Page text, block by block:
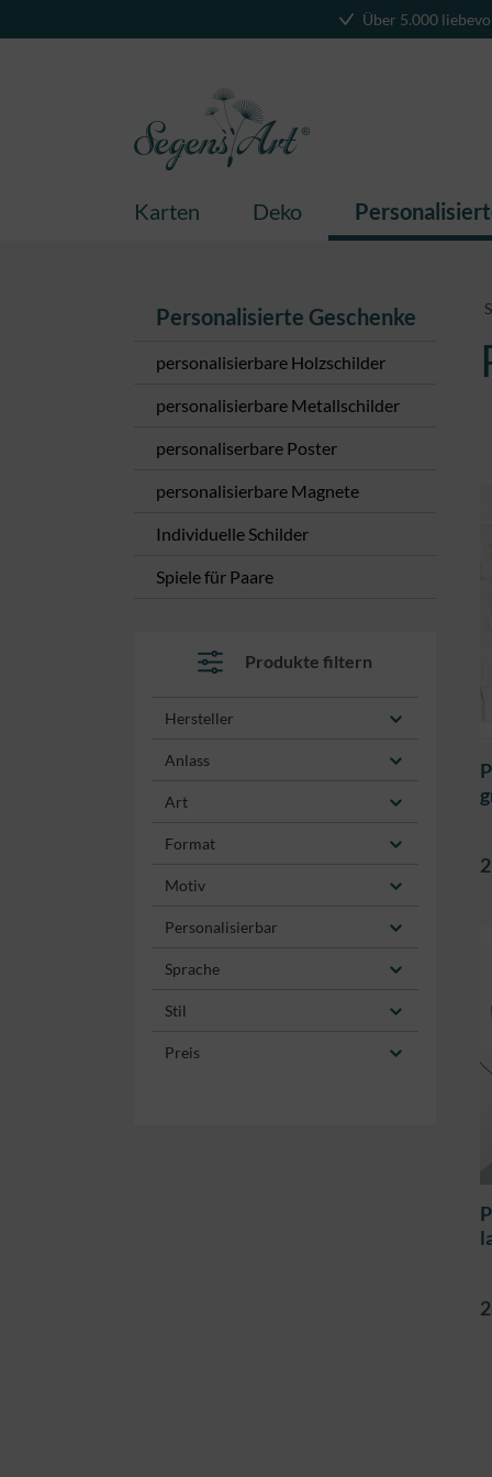
Über 5.000
Karten Deko
Personalisierte Geschenke
personalisierbare Holzschilder
personalisierbare Metallschilder
personaliserbare Poster
personalisierbare Magnete
Individuelle Schilder
Spiele für Paare
Produkte filtern
Hersteller
Anlass
Art
Format
Motiv
Personalisierbar
Sprache
Stil
Preis